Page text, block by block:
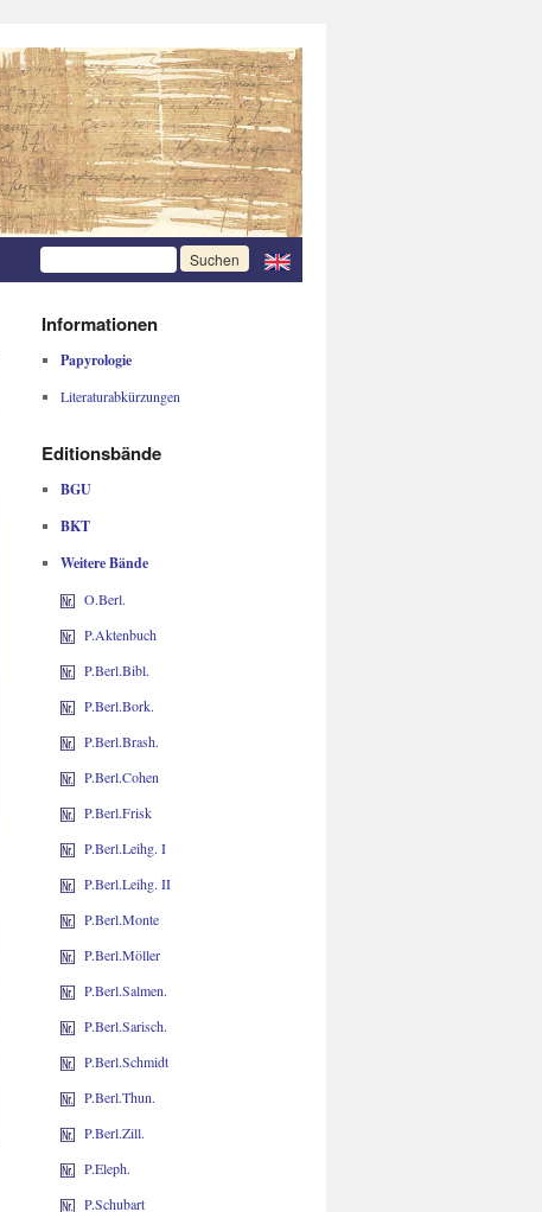
Informationen
Papyrologie
Literaturabkürzungen
Editionsbände
BGU
BKT
Weitere Bände
O.Berl.
P.Aktenbuch
P.Berl.Bibl.
P.Berl.Bork.
P.Berl.Brash.
P.Berl.Cohen
P.Berl.Frisk
P.Berl.Leihg. I
P.Berl.Leihg. II
P.Berl.Monte
P.Berl.Möller
P.Berl.Salmen.
P.Berl.Sarisch.
P.Berl.Schmidt
P.Berl.Thun.
P.Berl.Zill.
P.Eleph.
P.Schubart